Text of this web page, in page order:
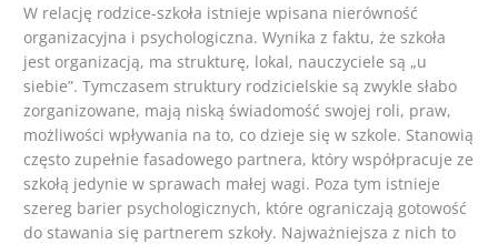
W relację rodzice-szkoła istnieje wpisana nierówność
organizacyjna i psychologiczna. Wynika z faktu, że szkoła
jest organizacją, ma strukturę, lokal, nauczyciele są „u
siebie”. Tymczasem struktury rodzicielskie są zwykle słabo
zorganizowane, mają niską świadomość swojej roli, praw,
możliwości wpływania na to, co dzieje się w szkole. Stanowią
często zupełnie fasadowego partnera, który współpracuje ze
szkołą jedynie w sprawach małej wagi. Poza tym istnieje
szereg barier psychologicznych, które ograniczają gotowość
do stawania się partnerem szkoły. Najważniejsza z nich to